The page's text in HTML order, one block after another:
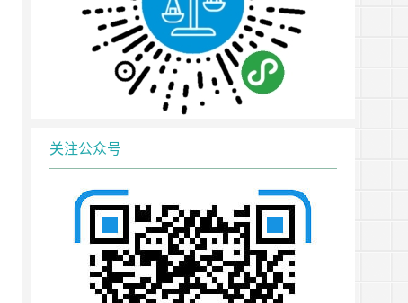
关注公众号